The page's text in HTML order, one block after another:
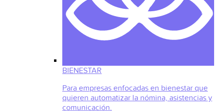
BIENESTAR
Para empresas enfocadas en bienestar que
quieren automatizar la nómina, asistencias y
comunicación.